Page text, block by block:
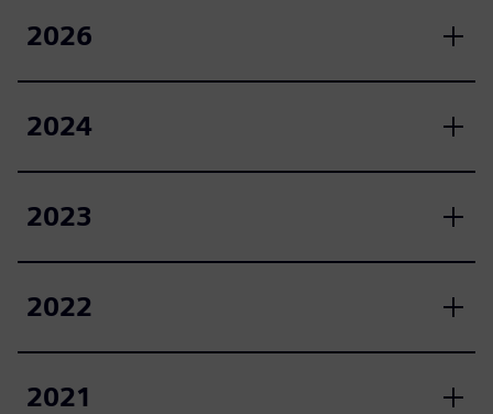
2026
2024
2023
2022
2021